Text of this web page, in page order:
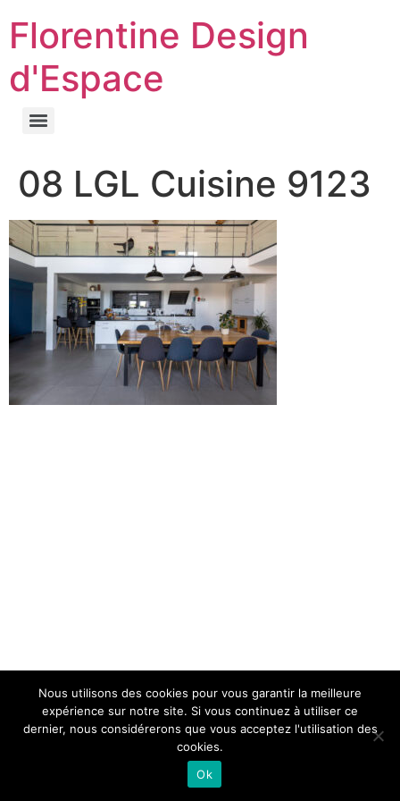
Florentine Design
d'Espace
08 LGL Cuisine 9123
Nous utilisons des cookies pour vous garantir la meilleure
expérience sur notre site. Si vous continuez à utiliser ce
dernier, nous considérerons que vous acceptez l'utilisation des
cookies.
Ok